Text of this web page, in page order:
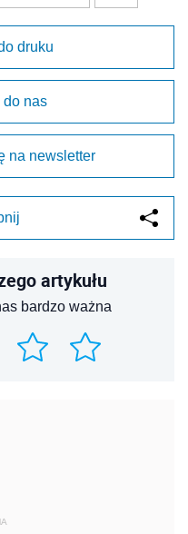
druku
do nas
na newsletter
artykułu
bardzo ważna